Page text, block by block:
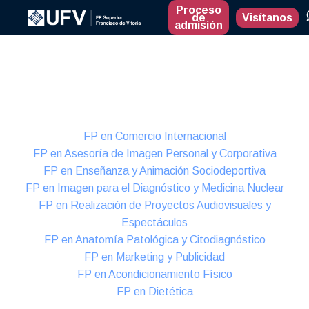
Proceso
de
admisión
Visítanos
FP en Comercio Internacional
FP en Asesoría de Imagen Personal y Corporativa
FP en Enseñanza y Animación Sociodeportiva
FP en Imagen para el Diagnóstico y Medicina Nuclear
FP en Realización de Proyectos Audiovisuales y
Espectáculos
FP en Anatomía Patológica y Citodiagnóstico
FP en Marketing y Publicidad
FP en Acondicionamiento Físico
FP en Dietética